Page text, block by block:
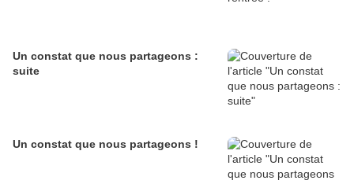
Un constat que nous partageons :
suite
Un constat que nous partageons !